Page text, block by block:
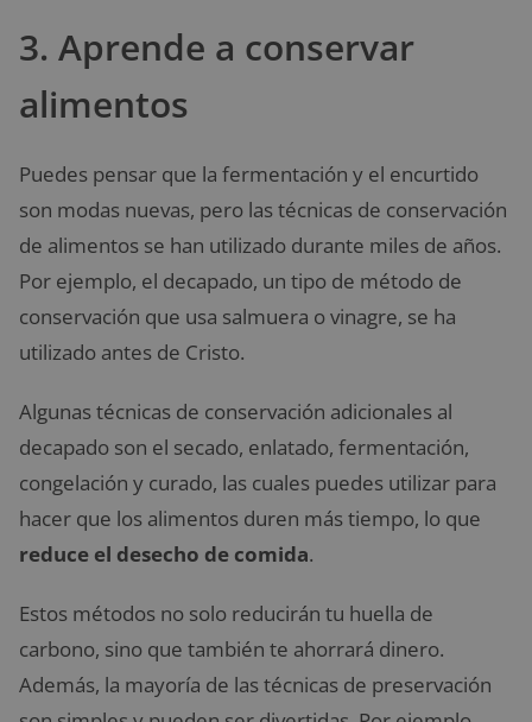
3. Aprende a conservar
alimentos
Puedes pensar que la fermentación y el encurtido
son modas nuevas, pero las técnicas de conservación
de alimentos se han utilizado durante miles de años.
Por ejemplo, el decapado, un tipo de método de
conservación que usa salmuera o vinagre, se ha
utilizado antes de Cristo.
Algunas técnicas de conservación adicionales al
decapado son el secado, enlatado, fermentación,
congelación y curado, las cuales puedes utilizar para
hacer que los alimentos duren más tiempo, lo que
reduce el desecho de comida.
Estos métodos no solo reducirán tu huella de
carbono, sino que también te ahorrará dinero.
Además, la mayoría de las técnicas de preservación